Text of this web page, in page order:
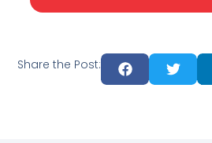
Share the Post: